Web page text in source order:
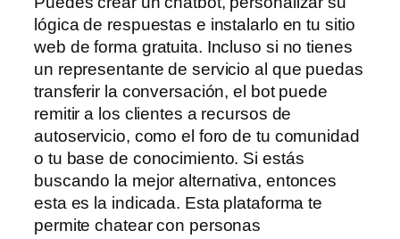
lógica de respuestas e instalarlo en tu sitio
web de forma gratuita. Incluso si no tienes
un representante de servicio al que puedas
transferir la conversación, el bot puede
remitir a los clientes a recursos de
autoservicio, como el foro de tu comunidad
o tu base de conocimiento. Si estás
buscando la mejor alternativa, entonces
esta es la indicada. Esta plataforma te
permite chatear con personas